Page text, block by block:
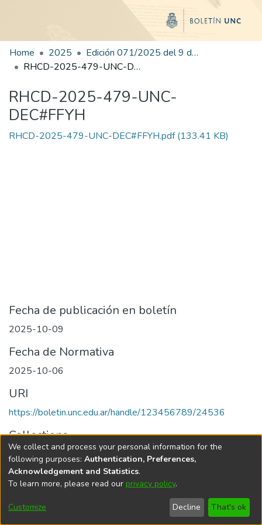
Home 2025
Edición 071/2025 del 9 de octubre de 2025
RHCD-2025-479-UNC-DEC#FFYH
RHCD-2025-479-UNC-
DEC#FFYH
RHCD-2025-479-UNC-DEC#FFYH.pdf(133.41 KB)
Fecha de publicación en boletín
2025-10-09
Fecha de Normativa
2025-10-06
URI
https://boletin.unc.edu.ar/handle/123456789/24536
Collections
Edición 071/2025 del 9 de octubre de 2025
Universidad Nacional de Córdoba
We collect and process your personal information for the
following purposes: Authentication, Preferences,
Acknowledgement and Statistics.
To learn more, please read our privacy policy.
Customize Decline That's ok